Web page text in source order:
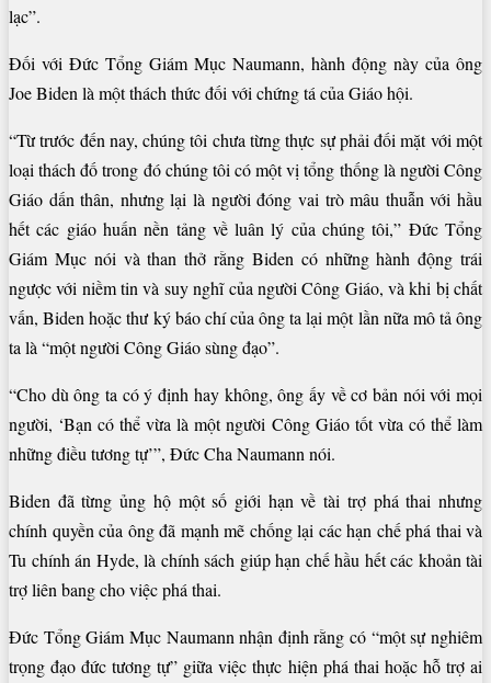
lạc”.
Đối với Đức Tổng Giám Mục Naumann, hành động này của ông
Joe Biden là một thách thức đối với chứng tá của Giáo hội.
“Từ trước đến nay, chúng tôi chưa từng thực sự phải đối mặt với một
loại thách đố trong đó chúng tôi có một vị tổng thống là người Công
Giáo dấn thân, nhưng lại là người đóng vai trò mâu thuẫn với hầu
hết các giáo huấn nền tảng về luân lý của chúng tôi,” Đức Tổng
Giám Mục nói và than thở rằng Biden có những hành động trái
ngược với niềm tin và suy nghĩ của người Công Giáo, và khi bị chất
vấn, Biden hoặc thư ký báo chí của ông ta lại một lần nữa mô tả ông
ta là “một người Công Giáo sùng đạo”.
“Cho dù ông ta có ý định hay không, ông ấy về cơ bản nói với mọi
người, ‘Bạn có thể vừa là một người Công Giáo tốt vừa có thể làm
những điều tương tự’”, Đức Cha Naumann nói.
Biden đã từng ủng hộ một số giới hạn về tài trợ phá thai nhưng
chính quyền của ông đã mạnh mẽ chống lại các hạn chế phá thai và
Tu chính án Hyde, là chính sách giúp hạn chế hầu hết các khoản tài
trợ liên bang cho việc phá thai.
Đức Tổng Giám Mục Naumann nhận định rằng có “một sự nghiêm
trọng đạo đức tương tự” giữa việc thực hiện phá thai hoặc hỗ trợ ai